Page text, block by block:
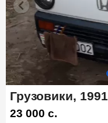
Грузовики, 1991
23 000 c.